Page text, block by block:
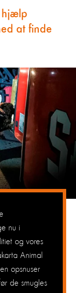
hjælp
at finde
nu i
og vores
Animal
opsnuser
de smugles